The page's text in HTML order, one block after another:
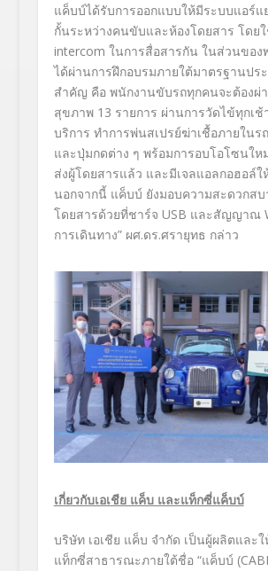
แค็บบ์ได้รับการออกแบบให้มีระบบแอร์แ
กั้นระหว่างคนขับและห้องโดยสาร โดย
intercom ในการสื่อสารกัน ในส่วนขอ
ได้ผ่านการฝึกอบรมภายใต้มาตรฐานปร
สำคัญ คือ พนักงานขับรถทุกคนจะต้องผ่
สุขภาพ13 รายการ ผ่านการวัดไข้ทุกเช้
บริการ ทําการพ่นสเปรย์ฆ่าเชื้อภายในร
และปุ่มกดต่าง ๆ พร้อมการอบโอโซนให
ส่งผู้โดยสารแล้ว และมีเจลแอลกอฮอล์ใ
นอกจากนี้ แค็บบ์ ยังมอบความสะดวกสบ
โดยสารด้วยที่ชาร์จ USB และสัญญาณ
การเดินทาง” ผศ.ดร.ศรายุทธ กล่าว
เกี่ยวกับเอเชีย แค็บ และแท็กซี่แค็บบ์
บริษัท เอเชีย แค็บ จำกัด เป็นผู้ผลิตและ
แท็กซี่สาธารณะภายใต้ชื่อ “แค็บบ์